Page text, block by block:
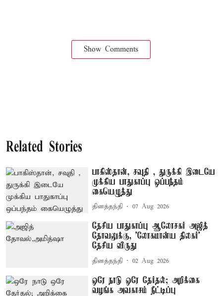
Show Comments
Related Stories
பாகிஸ்தான், சவுதி , துருக்கி இடையே
முக்கிய பாதுகாப்பு ஒப்பந்தம்
கையெழுத்து
தினத்தந்தி 07 Aug 2026
தேசிய பாதுகாப்பு ஆலோசகர் அஜித்
தோவலுக்கு, 'லோகமான்ய திலகர்'
தேசிய விருது
தினத்தந்தி 02 Aug 2026
ஒரே நாடு ஒரே தேர்தல்; அறிக்கை
வழங்க அவகாசம் நீட்டிப்பு